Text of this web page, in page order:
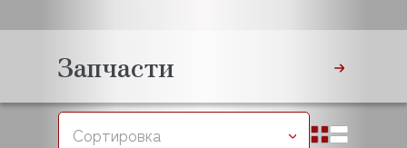
Запчасти
Сортировка